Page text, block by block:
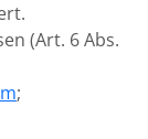
(Art. 6 Abs.
;